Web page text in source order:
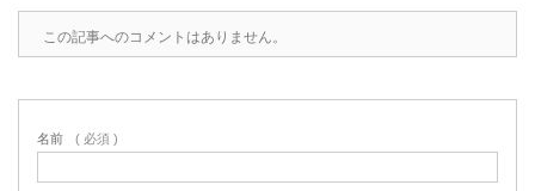
この記事へのコメントはありません。
名前 ( 必須 )